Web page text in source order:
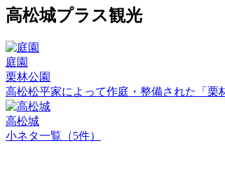
高松城プラス観光
庭園
栗林公園
高松松平家によって作庭・整備された「
高松城
小ネタ一覧（5件）